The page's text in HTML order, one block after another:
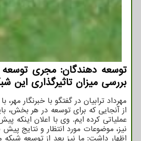
بررسی میزان تاثیرگذاری این
مهرداد ترابیان در گفتگو با خبرنگار
عملیاتی کرده ایم. وی با اعلان اینکه
نیز، موضوعات مورد انتظار و نتایج